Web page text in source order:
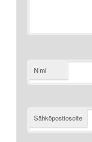
Nimi
Sähköpostiosoite